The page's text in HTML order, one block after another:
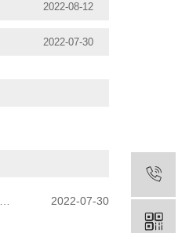
2022-08-12
2022-07-30
2022-07-30